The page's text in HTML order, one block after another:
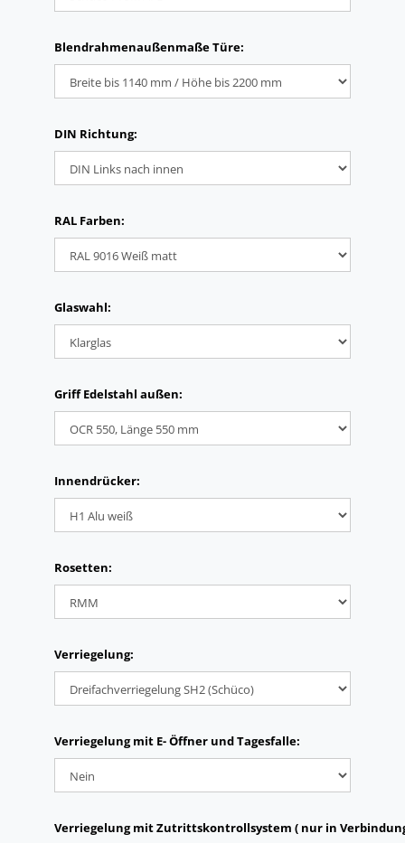
Blendrahmenaußenmaße Türe:
DIN Richtung:
RAL Farben:
Glaswahl:
Griff Edelstahl außen:
Innendrücker:
Rosetten:
Verriegelung:
Verriegelung mit E- Öffner und Tagesfalle:
Verriegelung mit Zutrittskontrollsystem ( nur in